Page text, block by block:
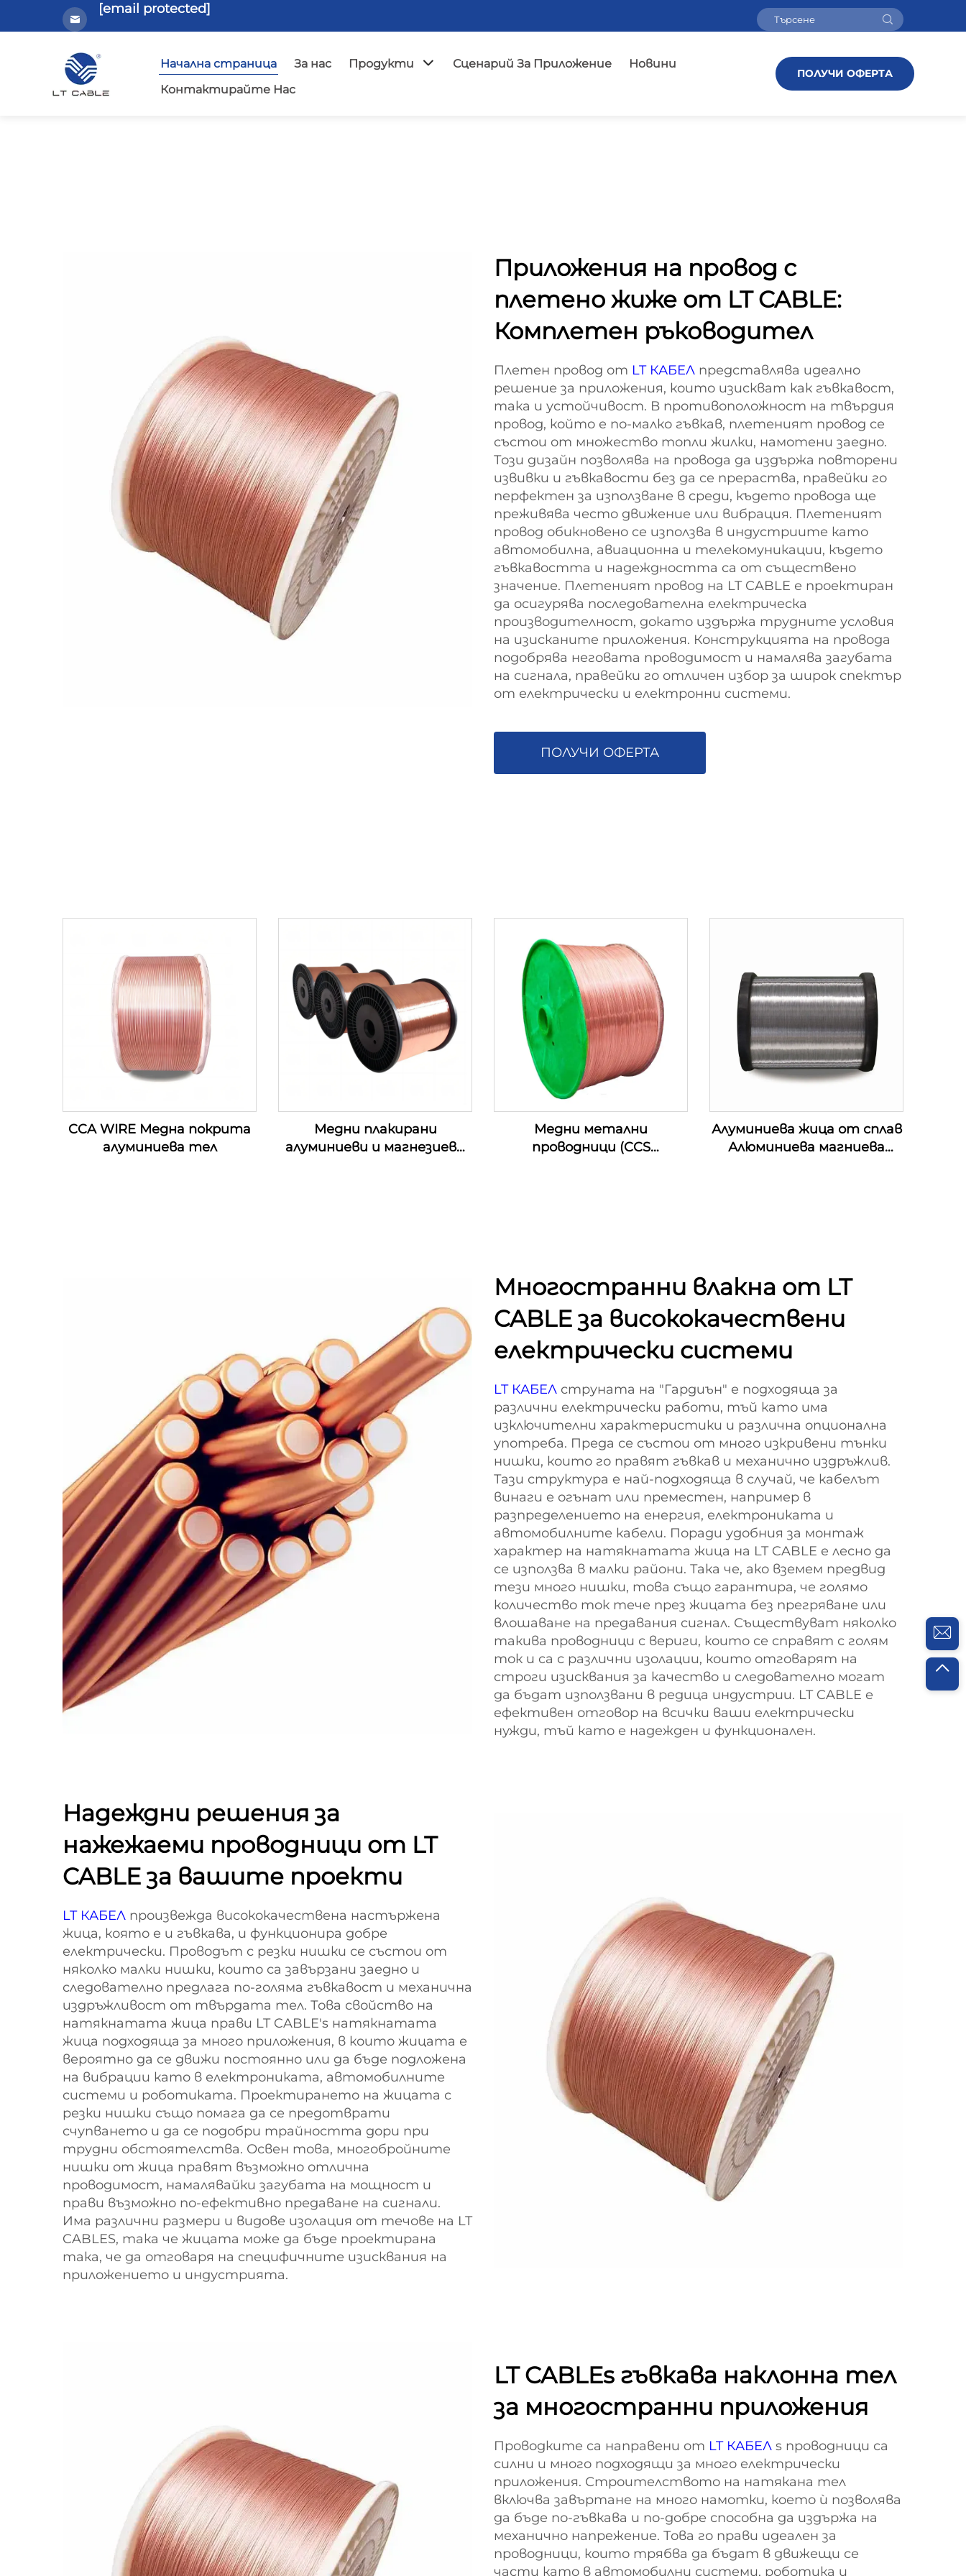
[email protected]
Начална страница За нас Продукти Сценарий За Приложение
Новини
Контактирайте Нас
ПОЛУЧИ ОФЕРТА
Приложения на провод с
плетено жиже от LT CABLE:
Комплетен ръководител
Плетен провод от LT КАБЕЛ представлява идеално
решение за приложения, които изискват как гъвкавост,
така и устойчивост. В противоположност на твърдия
провод, който е по-малко гъвкав, плетеният провод се
състои от множество топли жилки, намотени заедно.
Този дизайн позволява на провода да издържа повторени
извивки и гъвкавости без да се прераства, правейки го
перфектен за използване в среди, където провода ще
преживява често движение или вибрация. Плетеният
провод обикновено се използва в индустриите като
автомобилна, авиационна и телекомуникации, където
гъвкавостта и надеждността са от съществено
значение. Плетеният провод на LT CABLE е проектиран
да осигурява последователна електрическа
производителност, докато издържа трудните условия
на изисканите приложения. Конструкцията на провода
подобрява неговата проводимост и намалява загубата
на сигнала, правейки го отличен избор за широк спектър
от електрически и електронни системи.
ПОЛУЧИ ОФЕРТА
CCA WIRE Медна покрита
алуминиева тел
Медни плакирани
алуминиеви и магнезиеви
Медни метални
проводници (CCS
Алуминиева жица от сплав
Алюминиева магниева
Многостранни влакна от LT
CABLE за висококачествени
електрически системи
LT КАБЕЛ струната на "Гардиън" е подходяща за
различни електрически работи, тъй като има
изключителни характеристики и различна опционална
употреба. Преда се състои от много изкривени тънки
нишки, които го правят гъвкав и механично издръжлив.
Тази структура е най-подходяща в случай, че кабелът
винаги е огънат или преместен, например в
разпределението на енергия, електрониката и
автомобилните кабели. Поради удобния за монтаж
характер на натякнатата жица на LT CABLE е лесно да
се използва в малки райони. Така че, ако вземем предвид
тези много нишки, това също гарантира, че голямо
количество ток тече през жицата без прегряване или
влошаване на предавания сигнал. Съществуват няколко
такива проводници с вериги, които се справят с голям
ток и са с различни изолации, които отговарят на
строги изисквания за качество и следователно могат
да бъдат използвани в редица индустрии. LT CABLE е
ефективен отговор на всички ваши електрически
нужди, тъй като е надежден и функционален.
Надеждни решения за
нажежаеми проводници от LT
CABLE за вашите проекти
LT КАБЕЛ произвежда висококачествена настържена
жица, която е и гъвкава, и функционира добре
електрически. Проводът с резки нишки се състои от
няколко малки нишки, които са завързани заедно и
следователно предлага по-голяма гъвкавост и механична
издръжливост от твърдата тел. Това свойство на
натякнатата жица прави LT CABLE's натякнатата
жица подходяща за много приложения, в които жицата е
вероятно да се движи постоянно или да бъде подложена
на вибрации като в електрониката, автомобилните
системи и роботиката. Проектирането на жицата с
резки нишки също помага да се предотврати
счупването и да се подобри трайността дори при
трудни обстоятелства. Освен това, многобройните
нишки от жица правят възможно отлична
проводимост, намалявайки загубата на мощност и
прави възможно по-ефективно предаване на сигнали.
Има различни размери и видове изолация от течове на LT
CABLES, така че жицата може да бъде проектирана
така, че да отговаря на специфичните изисквания на
приложението и индустрията.
LT CABLEs гъвкава наклонна тел
за многостранни приложения
Проводките са направени от LT КАБЕЛ s проводници са
силни и много подходящи за много електрически
приложения. Строителството на натякана тел
включва завъртане на много намотки, което ѝ позволява
да бъде по-гъвкава и по-добре способна да издържа на
механично напрежение. Това го прави идеален за
проводници, които трябва да бъдат в движещи се
части като в автомобилни системи, роботика и